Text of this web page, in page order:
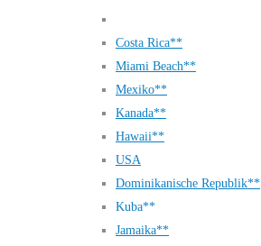
Costa Rica**
Miami Beach**
Mexiko**
Kanada**
Hawaii**
USA
Dominikanische Republik**
Kuba**
Jamaika**